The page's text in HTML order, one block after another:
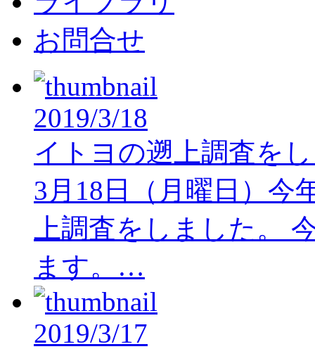
お問合せ
2019/3/18
イトヨの遡上調査を
3月18日（月曜日）今
上調査をしました。
ます。…
2019/3/17